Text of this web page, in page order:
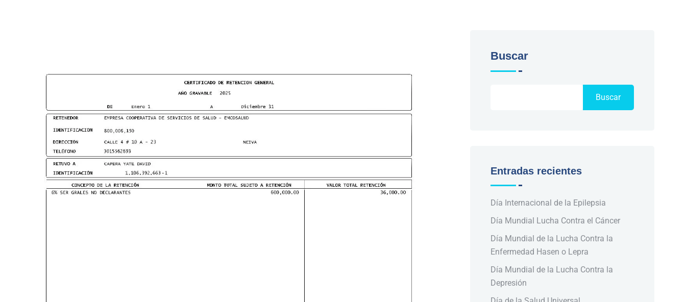
Buscar
Buscar
Entradas recientes
Día Internacional de la Epilepsia
Día Mundial Lucha Contra el Cáncer
Día Mundial de la Lucha Contra la
Enfermedad Hasen o Lepra
Día Mundial de la Lucha Contra la
Depresión